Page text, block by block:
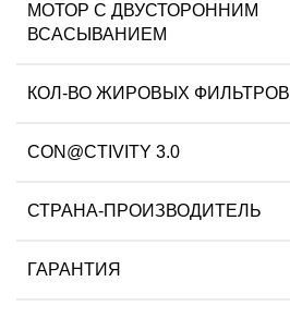
МОТОР С ДВУСТОРОННИМ
ВСАСЫВАНИЕМ
КОЛ-ВО ЖИРОВЫХ ФИЛЬТРОВ
CON@CTIVITY 3.0
СТРАНА-ПРОИЗВОДИТЕЛЬ
ГАРАНТИЯ